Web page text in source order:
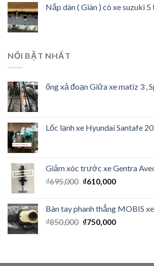
Nắp dàn ( Giàn ) cò xe suzuki 5
NỔI BẬT NHẤT
ống xả đoạn Giữa xe matiz 3 ,
Lốc lạnh xe Hyundai Santafe
Giảm xóc trước xe Gentra
₫695,000 ₫610,000
Bàn tay phanh thẳng MOBIS
₫850,000 ₫750,000